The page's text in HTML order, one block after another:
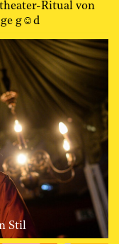
Ritual von
g☺d
Stil